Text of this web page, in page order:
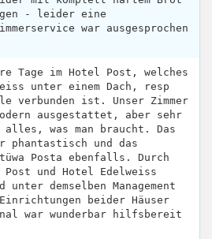
- leider eine
war ausgesprochen
Tage im Hotel Post, welches
unter einem Dach, resp
verbunden ist. Unser Zimmer
ausgestattet, aber sehr
was man braucht. Das
phantastisch und das
Posta ebenfalls. Durch
und Hotel Edelweiss
unter demselben Management
beider Häuser
war wunderbar hilfsbereit